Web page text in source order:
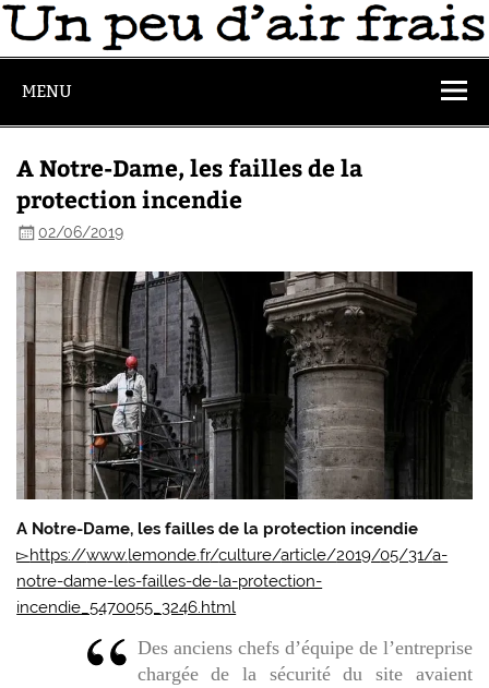
MENU
A Notre-Dame, les failles de la
protection incendie
02/06/2019
A Notre-Dame, les failles de la protection incendie
▻https://www.lemonde.fr/culture/article/2019/05/31/a-
notre-dame-les-failles-de-la-protection-
incendie_5470055_3246.html
Des anciens chefs d’équipe de l’entreprise
chargée de la sécurité du site avaient